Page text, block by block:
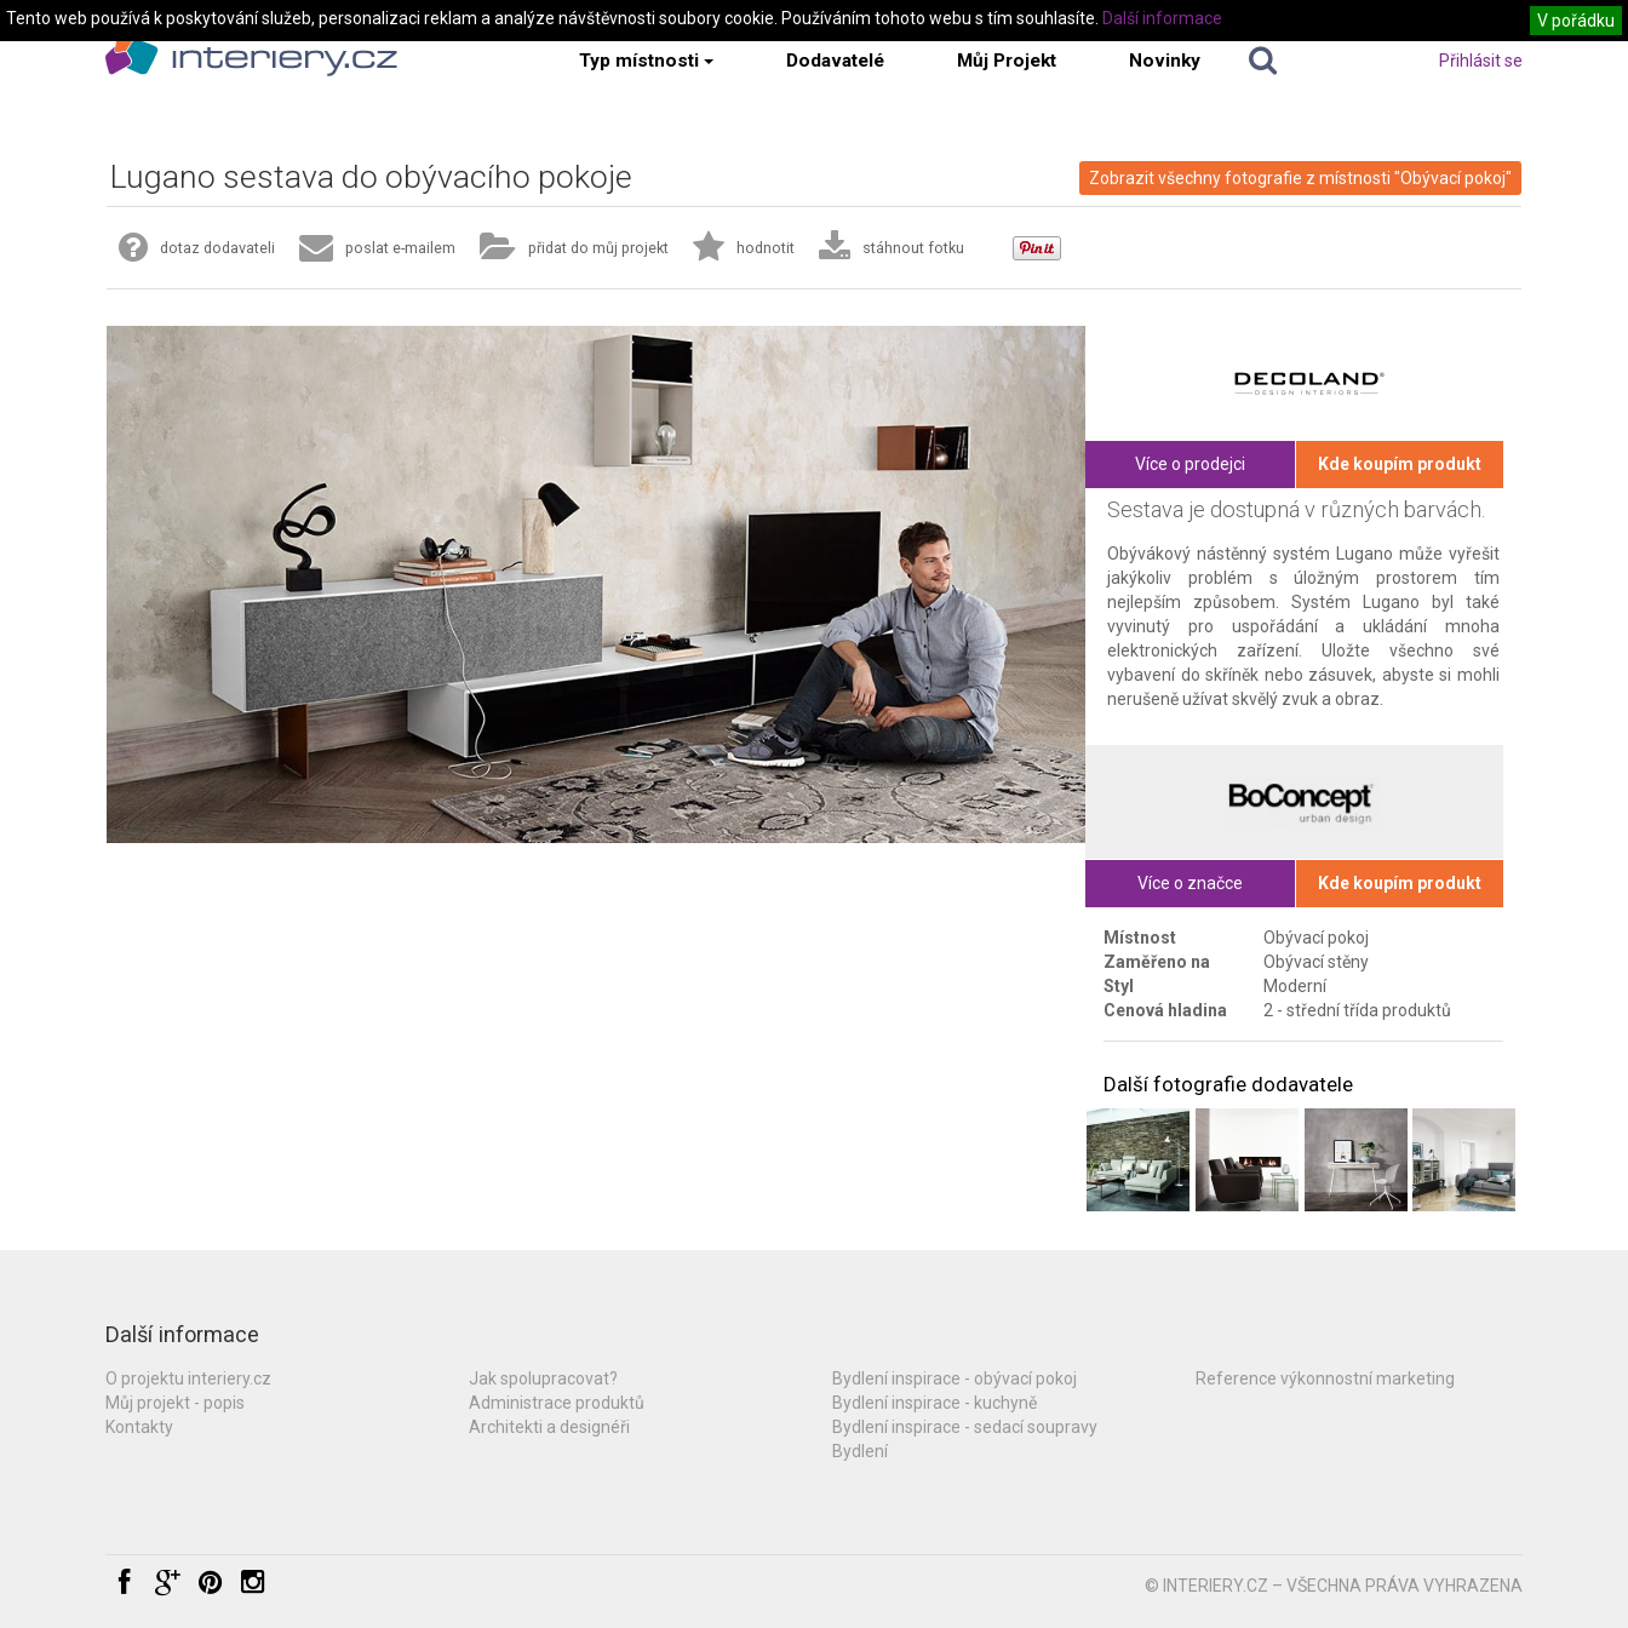
Typ místnosti Dodavatelé Můj Projekt Novinky Přihlásit se
Zobrazit všechny fotografie z místnosti "Obývací pokoj"
Lugano sestava do obývacího pokoje
dotaz dodavateli poslat e-mailem přidat do můj projekt hodnotit stáhnout fotku
Více o prodejci Kde koupím produkt
Sestava je dostupná v různých barvách.
Obývákový nástěnný systém Lugano může vyřešit
jakýkoliv problém s úložným prostorem tím
nejlepším způsobem. Systém Lugano byl také
vyvinutý pro uspořádání a ukládání mnoha
elektronických zařízení. Uložte všechno své
vybavení do skříněk nebo zásuvek, abyste si mohli
nerušeně užívat skvělý zvuk a obraz.
Více o značce Kde koupím produkt
Místnost
Obývací pokoj
Zaměřeno na
Obývací stěny
Styl
Moderní
Cenová hladina
2 - střední třída produktů
Další fotografie dodavatele
Další informace
O projektu interiery.cz
Můj projekt - popis
Kontakty
Jak spolupracovat?
Administrace produktů
Architekti a designéři
Bydlení inspirace - obývací pokoj
Bydlení inspirace - kuchyně
Bydlení inspirace - sedací soupravy
Bydlení
Reference výkonnostní marketing
© INTERIERY.CZ – VŠECHNA PRÁVA VYHRAZENA
Tento web používá k poskytování služeb, personalizaci reklam a analýze návštěvnosti soubory cookie. Používáním tohoto webu s tím souhlasíte. V pořádku
Další informace